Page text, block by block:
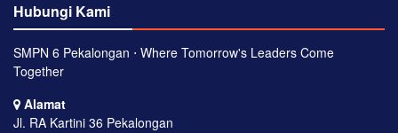
Hubungi Kami
SMPN 6 Pekalongan ⋅ Where Tomorrow's Leaders Come
Together
Alamat
Jl. RA Kartini 36 Pekalongan